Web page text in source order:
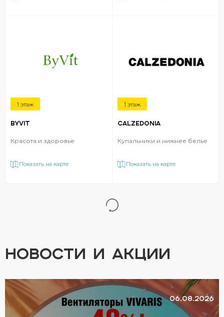
1 этаж
BYVIT
Красота и здоровье
Показать на карте
1 этаж
CALZEDONIA
Купальники и нижнее белье
Показать на карте
НОВОСТИ И АКЦИИ
06.08.2026